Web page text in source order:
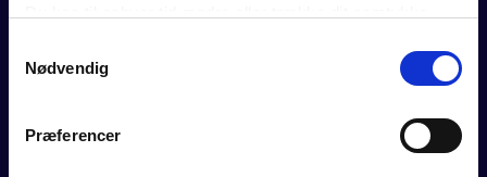
hjørne på websitet.
Nødvendig
Præferencer
Medlemsfordele